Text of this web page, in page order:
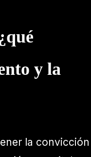
y la
la